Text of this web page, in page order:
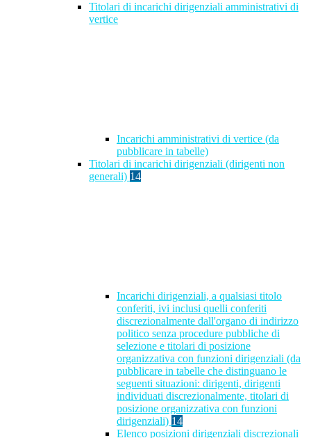
Titolari di incarichi dirigenziali amministrativi di
vertice
Incarichi amministrativi di vertice (da
pubblicare in tabelle)
Titolari di incarichi dirigenziali (dirigenti non
generali) 14
Incarichi dirigenziali, a qualsiasi titolo
conferiti, ivi inclusi quelli conferiti
discrezionalmente dall'organo di indirizzo
politico senza procedure pubbliche di
selezione e titolari di posizione
organizzativa con funzioni dirigenziali (da
pubblicare in tabelle che distinguano le
seguenti situazioni: dirigenti, dirigenti
individuati discrezionalmente, titolari di
posizione organizzativa con funzioni
dirigenziali) 14
Elenco posizioni dirigenziali discrezionali